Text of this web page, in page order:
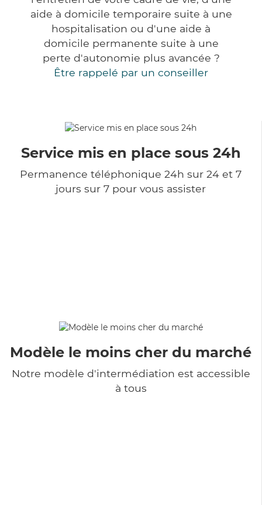
aide à domicile temporaire suite à une
hospitalisation ou d'une aide à
domicile permanente suite à une
perte d'autonomie plus avancée ?
Être rappelé par un conseiller
Service mis en place sous 24h
Permanence téléphonique 24h sur 24 et 7
jours sur 7 pour vous assister
Modèle le moins cher du marché
Notre modèle d'intermédiation est accessible
à tous